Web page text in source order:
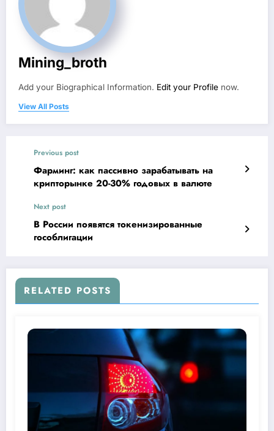
Mining_broth
Add your Biographical Information. Edit your Profile now.
View All Posts
Previous post
Фарминг: как пассивно зарабатывать на
крипторынке 20-30% годовых в валюте
Next post
В России появятся токенизированные
гособлигации
RELATED POSTS